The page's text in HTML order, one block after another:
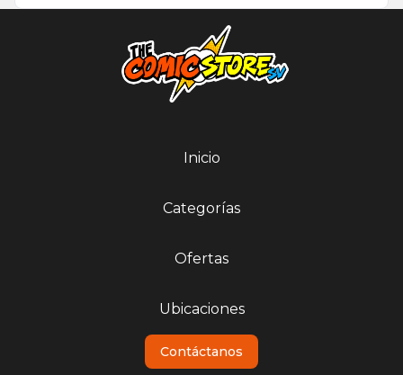
Inicio
Categorías
Ofertas
Ubicaciones
Contáctanos